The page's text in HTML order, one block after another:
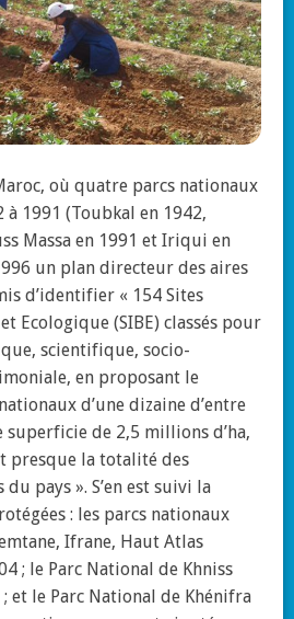
où quatre parcs nationaux
à 1991 (Toubkal en 1942,
Massa en 1991 et Iriqui en
un plan directeur des aires
d’identifier « 154 Sites
Ecologique (SIBE) classés pour
scientifique, socio-
en proposant le
d’une dizaine d’entre
superficie de 2,5 millions d’ha,
presque la totalité des
pays ». S’en est suivi la
: les parcs nationaux
Ifrane, Haut Atlas
; le Parc National de Khniss
et le Parc National de Khénifra